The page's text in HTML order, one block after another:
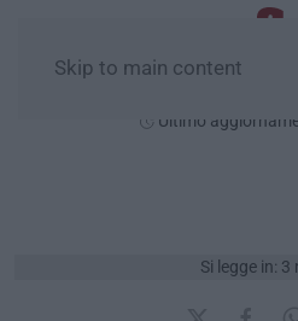
Skip to main content
Ultimo
Si legge in: 3